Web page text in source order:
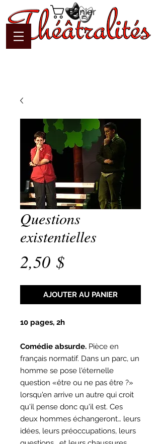
Panier
Questions
existentielles
2,50 $Prix
AJOUTER AU PANIER
10 pages, 2h
Comédie absurde. Pièce en
français normatif. Dans un parc, un
homme se pose l'éternelle
question «être ou ne pas être ?»
lorsqu'en arrive un autre qui croit
qu'il pense donc qu'il est. Ces
deux hommes échangeront… leurs
idées, leurs préoccupations, leurs